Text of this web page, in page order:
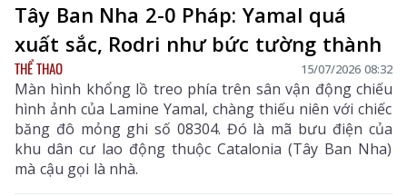
Tây Ban Nha 2-0 Pháp: Yamal quá
xuất sắc, Rodri như bức tường thành
THỂ THAO 15/07/2026 08:32
Màn hình khổng lồ treo phía trên sân vận động chiếu
hình ảnh của Lamine Yamal, chàng thiếu niên với chiếc
băng đô mỏng ghi số 08304. Đó là mã bưu điện của
khu dân cư lao động thuộc Catalonia (Tây Ban Nha)
mà cậu gọi là nhà.